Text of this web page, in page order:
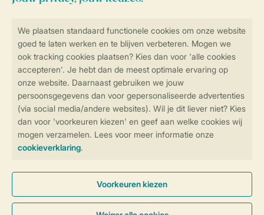
Controle over jouw gegevens &
Instellingen wijzigen
Veilig en snel online boeken
Veilige gegevensoverdracht
Veilige betaling